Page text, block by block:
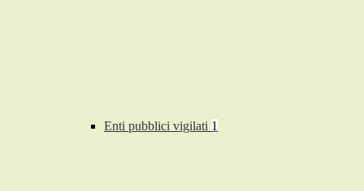
Enti pubblici vigilati 1